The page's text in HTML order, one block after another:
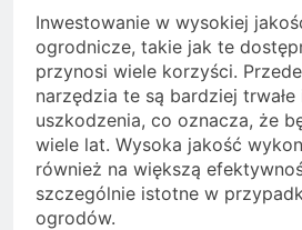
Inwestowanie w wysokiej
ogrodnicze, takie jak te
przynosi wiele korzyści.
narzędzia te są bardziej
uszkodzenia, co oznacza, że
wiele lat. Wysoka jakość
również na większą
szczególnie istotne w
ogrodów.